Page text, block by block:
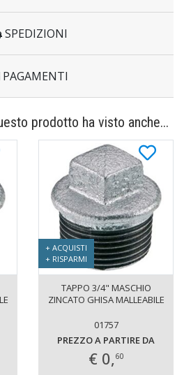
SPEDIZIONI
PAGAMENTI
prodotto ha visto anche...
+ ACQUISTI
+ RISPARMI
TAPPO 3/4" MASCHIO
ZINCATO GHISA MALLEABILE
01757
PREZZO A PARTIRE DA
€ 0,60